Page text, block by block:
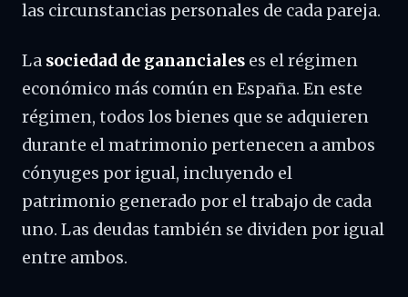
las circunstancias personales de cada pareja.
La sociedad de gananciales es el régimen
económico más común en España. En este
régimen, todos los bienes que se adquieren
durante el matrimonio pertenecen a ambos
cónyuges por igual, incluyendo el
patrimonio generado por el trabajo de cada
uno. Las deudas también se dividen por igual
entre ambos.